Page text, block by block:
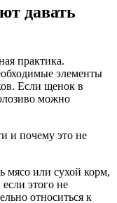
давать
практика.
элементы
Если щенок в
можно
и почему это не
мясо или сухой корм,
этого не
относиться к